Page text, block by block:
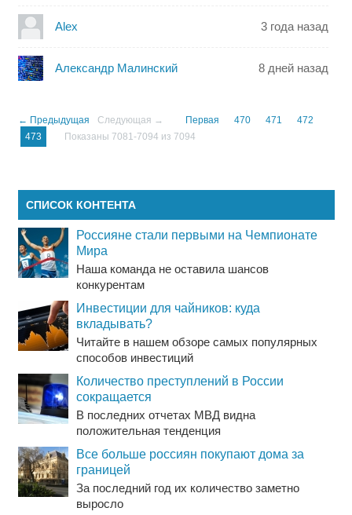
Alex 3 года назад
Александр Малинский 8 дней назад
← Предыдущая Следующая → Первая 470 471
472
473
Показаны 7081-7094 из 7094
СПИСОК КОНТЕНТА
Россияне стали первыми на Чемпионате
Мира
Наша команда не оставила шансов
конкурентам
Инвестиции для чайников: куда
вкладывать?
Читайте в нашем обзоре самых популярных
способов инвестиций
Количество преступлений в России
сокращается
В последних отчетах МВД видна
положительная тенденция
Все больше россиян покупают дома за
границей
За последний год их количество заметно
выросло